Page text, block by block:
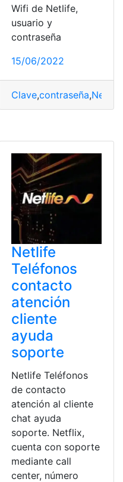
Wifi de Netlife,
usuario y
contraseña
15/06/2022
Clave,contraseña,Netlife
Netlife
Teléfonos
contacto
atención
cliente
ayuda
soporte
Netlife Teléfonos
de contacto
atención al cliente
chat ayuda
soporte. Netflix,
cuenta con soporte
mediante call
center, número